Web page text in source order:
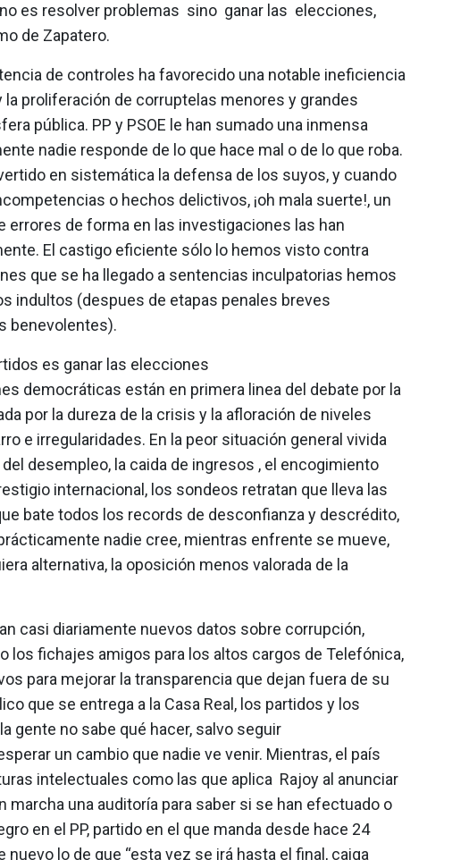
es resolver problemas sino ganar las elecciones,
de Zapatero.
de controles ha favorecido una notable ineficiencia
la proliferación de corruptelas menores y grandes
pública. PP y PSOE le han sumado una inmensa
nadie responde de lo que hace mal o de lo que roba.
en sistemática la defensa de los suyos, y cuando
o hechos delictivos, ¡oh mala suerte!, un
errores de forma en las investigaciones las han
El castigo eficiente sólo lo hemos visto contra
que se ha llegado a sentencias inculpatorias hemos
indultos (despues de etapas penales breves
benevolentes).
es ganar las elecciones
democráticas están en primera linea del debate por la
por la dureza de la crisis y la afloración de niveles
e irregularidades. En la peor situación general vivida
desempleo, la caida de ingresos , el encogimiento
internacional, los sondeos retratan que lleva las
bate todos los records de desconfianza y descrédito,
nadie cree, mientras enfrente se mueve,
alternativa, la oposición menos valorada de la
casi diariamente nuevos datos sobre corrupción,
los fichajes amigos para los altos cargos de Telefónica,
para mejorar la transparencia que dejan fuera de su
que se entrega a la Casa Real, los partidos y los
gente no sabe qué hacer, salvo seguir
un cambio que nadie ve venir. Mientras, el país
intelectuales como las que aplica Rajoy al anunciar
marcha una auditoría para saber si se han efectuado o
en el PP, partido en el que manda desde hace 24
nuevo lo de que “esta vez se irá hasta el final, caiga